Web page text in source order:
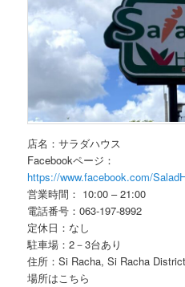
店名：サラダハウス
Facebookページ：
https://www.facebook.com/
営業時間： 10:00 – 21:00
電話番号：063-197-8992
定休日：なし
駐車場：2－3台あり
住所：Si Racha, Si Racha
場所はこちら